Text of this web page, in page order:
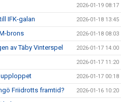
2026-01-19 08:17
IFK-galan 2026-01-18 13:45
brons 2026-01-18 08:03
av Täby Vinterspel 2026-01-17 14:00
2026-01-17 11:20
upploppet 2026-01-17 00:18
Friidrotts framtid? 2026-01-16 10:20